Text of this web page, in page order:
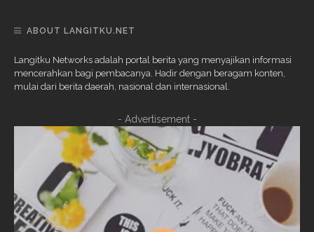
ABOUT LANGITKU.NET
Langitku Networks adalah portal berita yang menyajikan informasi
mencerahkan bagi pembacanya. Hadir dengan beragam konten,
mulai dari berita daerah, nasional dan internasional.
- Advertisement -